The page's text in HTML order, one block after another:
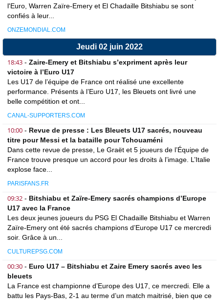
l'Euro, Warren Zaïre-Emery et El Chadaille Bitshiabu se sont
confiés à leur...
ONZEMONDIAL.COM
Jeudi 02 juin 2022
18:43 - Zaire-Emery et Bitshiabu s’expriment après leur
victoire à l’Euro U17
Les U17 de l’équipe de France ont réalisé une excellente
performance. Présents à l’Euro U17, les Bleuets ont livré une
belle compétition et ont...
CANAL-SUPPORTERS.COM
10:00 - Revue de presse : Les Bleuets U17 sacrés, nouveau
titre pour Messi et la bataille pour Tchouaméni
Dans cette revue de presse, Le Graët et 5 joueurs de l’Équipe de
France trouve presque un accord pour les droits à l’image. L’Italie
explose face...
PARISFANS.FR
09:32 - Bitshiabu et Zaïre-Emery sacrés champions d’Europe
U17 avec la France
Les deux jeunes joueurs du PSG El Chadaille Bitshiabu et Warren
Zaïre-Emery ont été sacrés champions d’Europe U17 ce mercredi
soir. Grâce à un...
CULTUREPSG.COM
00:30 - Euro U17 – Bitshiabu et Zaire Emery sacrés avec les
bleuets
La France est championne d’Europe des U17, ce mercredi. Elle a
battu les Pays-Bas, 2-1 au terme d’un match maitrisé, bien que ce